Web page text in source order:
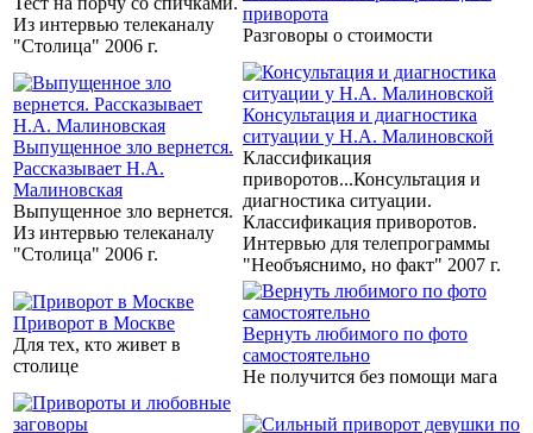
Из интервью телеканалу
"Столица" 2006 г.
приворота
Разговоры о стоимости
Выпущенное зло вернется.
Рассказывает Н.А.
Малиновская
Выпущенное зло вернется.
Из интервью телеканалу
"Столица" 2006 г.
Консультация и диагностика
ситуации у Н.А. Малиновской
Классификация
приворотов...Консультация и
диагностика ситуации.
Классификация приворотов.
Интервью для телепрограммы
"Необъяснимо, но факт" 2007 г.
Приворот в Москве
Для тех, кто живет в
столице
Вернуть любимого по фото
самостоятельно
Не получится без помощи мага